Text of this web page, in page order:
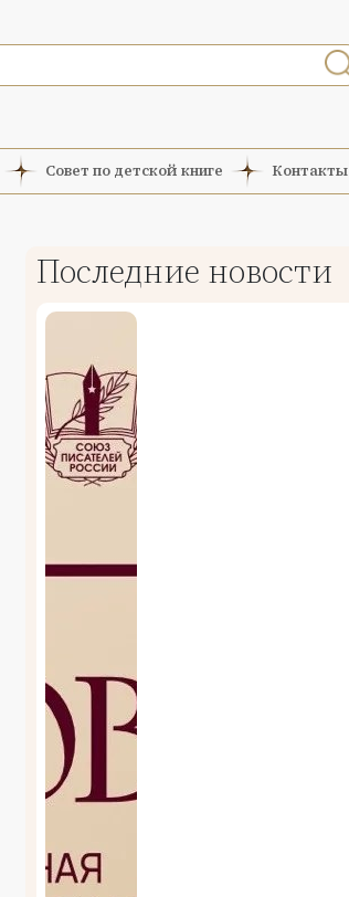
Совет по детской книге Контакты
Последние новости